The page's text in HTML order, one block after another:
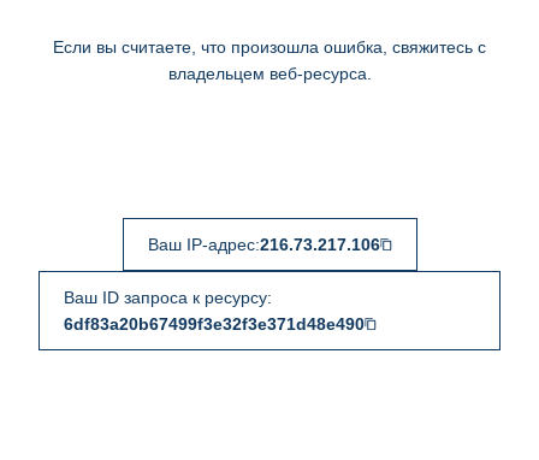
Если вы считаете, что произошла ошибка, свяжитесь с
владельцем веб-ресурса.
Ваш IP-адрес:216.73.217.106
Ваш ID запроса к ресурсу:
6df83a20b67499f3e32f3e371d48e490